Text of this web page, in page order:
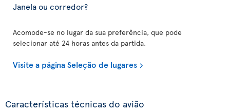
Janela ou corredor?
Acomode-se no lugar da sua preferência, que pode
selecionar até 24 horas antes da partida.
Visite a página Seleção de lugares
Características técnicas do avião